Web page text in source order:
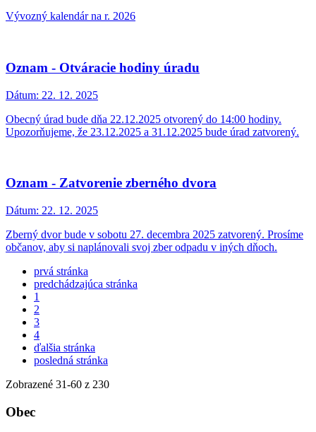
Vývozný kalendár na r. 2026
Oznam - Otváracie hodiny úradu
Dátum: 22. 12. 2025
Obecný úrad bude dňa 22.12.2025 otvorený do 14:00 hodiny.
Upozorňujeme, že 23.12.2025 a 31.12.2025 bude úrad zatvorený.
Oznam - Zatvorenie zberného dvora
Dátum: 22. 12. 2025
Zberný dvor bude v sobotu 27. decembra 2025 zatvorený. Prosíme
občanov, aby si naplánovali svoj zber odpadu v iných dňoch.
prvá stránka
predchádzajúca stránka
1
2
3
4
ďalšia stránka
posledná stránka
Zobrazené 31-60 z 230
Obec